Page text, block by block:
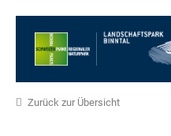
Startseite
Hauptnavigation
Zurück zur Übersicht